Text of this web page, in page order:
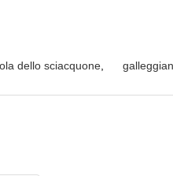
dello sciacquone